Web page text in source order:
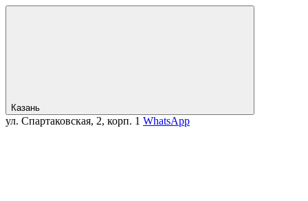
Казань
ул. Спартаковская, 2, корп. 1 WhatsApp